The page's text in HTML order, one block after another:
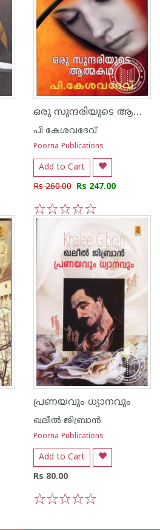
ഒരു സുന്ദരിയുടെ ആത്മകഥ
പി കേശവദേവ്‌
Poorna Publications
Add to Cart
Rs 260.00 Rs 247.00
5
3
1
പ്രണയവും ധ്യാനവും
ഖലീല്‍ ജിബ്രാന്‍
Poorna Publications
Add to Cart
Rs 80.00